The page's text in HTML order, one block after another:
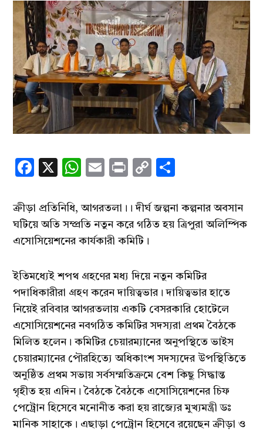
Facebook
X WhatsApp
EmailPrintCopy
ক্রীড়া প্রতিনিধি, আগরতলা।। দীর্ঘ জল্পনা কল্পনার অবসান
ঘটিয়ে অতি সম্প্রতি নতুন করে গঠিত হয় ত্রিপুরা অলিম্পিক
এসোসিয়েশনের কার্যকারী কমিটি।
ইতিমধ্যেই শপথ গ্রহণের মধ্য দিয়ে নতুন কমিটির
পদাধিকারীরা গ্রহণ করেন দায়িত্বভার। দায়িত্বভার হাতে
নিয়েই রবিবার আগরতলায় একটি বেসরকারি হোটেলে
এসোসিয়েশনের নবগঠিত কমিটির সদস্যরা প্রথম বৈঠকে
মিলিত হলেন। কমিটির চেয়ারম্যানের অনুপস্থিতে ভাইস
চেয়ারম্যানের পৌরহিত্যে অধিকাংশ সদস্যদের উপস্থিতিতে
অনুষ্ঠিত প্রথম সভায় সর্বসম্মতিক্রমে বেশ কিছু সিদ্ধান্ত
গৃহীত হয় এদিন। বৈঠকে বৈঠকে এসোসিয়েশনের চিফ
পেট্রোন হিসেবে মনোনীত করা হয় রাজ্যের মুখ্যমন্ত্রী ডঃ
মানিক সাহাকে। এছাড়া পেট্রোন হিসেবে রয়েছেন ক্রীড়া ও